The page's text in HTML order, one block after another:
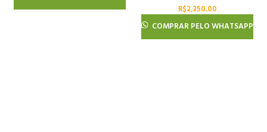
R$2,250.00
COMPRAR PELO WHATSAPP